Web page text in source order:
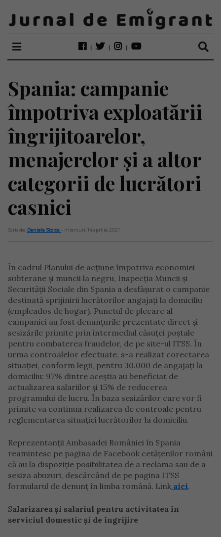
Spania: campanie
împotriva exploatării
îngrijitoarelor,
menajerelor și a altor
categorii de lucrători
casnici
Scris de: Daniela Stoica - miercuri, 14 aprilie 2021
În cadrul Planului de acțiune împotriva economiei
subterane și muncii la negru, Inspecția Muncii și
Securității Sociale din Spania a desfășurat o campanie
destinată sprijinirii lucrătorilor angajați la domiciliu
(empleados de hogar). Punctul de plecare al
campaniei au fost denunțurile prezentate direct și
sesizările primite prin intermediul căsuței poștale
pentru combaterea fraudelor, de pe site-ul ITSS. În
urma controalelor efectuate, s-a realizat corectarea
situației, conform legii, pentru 30.000 de angajați la
domiciliu: 97% dintre aceștia au beneficiat de
actualizarea salariilor și 15% de reducerea
programului de lucru. În baza sesizărilor care vor fi
primite va continua realizarea de controale pentru
reglementarea situației lucrătorilor la domiciliu.
Reprezentanții Ambasadei României în Spania
reamintesc pe pagina de Facebook cetățenilor români
că au la dispoziție posibilitatea de a reclama sau de a
sesiza abuzuri, descărcând de pe pagina ITSS
formularul de denunț în limba română. Link aici.
Salarizarea și salariul pentru activitatea în
serviciul domestic și de îngrijire